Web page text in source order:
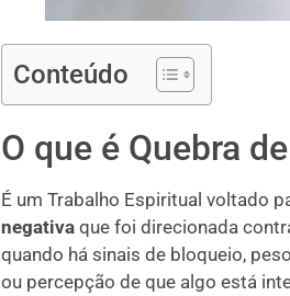
Conteúdo
O que é Quebra
É um Trabalho Espiritual voltado
negativa que foi direcionada
quando há sinais de bloqueio,
ou percepção de que algo está